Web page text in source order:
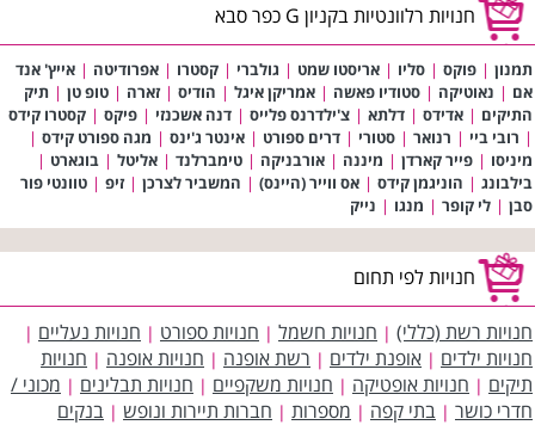
חנויות רלוונטיות בקניון G כפר סבא
תמנון | פוקס | סליו | אריסטו שמט | גולברי | קסטרו | אפרודיטה | אייץ' אנד
אם | נאוטיקה | סטודיו פאשה | אמריקן איגל | הודיס | זארה | טופ טן | תיק
התיקים | אדידס | דלתא | צ'ילדרנס פלייס | דנה אשכנזי | פיקס | קסטרו קידס
| רובי ביי | רנואר | סטורי | דרים ספורט | אינטר ג'ינס | מגה ספורט קידס |
מיניסו | פייר קארדן | מיננה | אורבניקה | טימברלנד | אליטל | בוגארט |
בילבונג | הוניגמן קידס | אס ווייר (היינס) | המשביר לצרכן | זיפ | טוונטי פור
סבן | לי קופר | מנגו | נייק
חנויות לפי תחום
חנויות רשת (כללי) | חנויות חשמל | חנויות ספורט | חנויות נעליים |
חנויות ילדים | אופנת ילדים | רשת אופנה | חנויות אופנה | חנויות
תיקים | חנויות אופטיקה | חנויות משקפיים | חנויות תבלינים | מכוני /
חדרי כושר | בתי קפה | מספרות | חברות תיירות ונופש | בנקים